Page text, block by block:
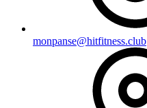
monpanse@hitfitness.club